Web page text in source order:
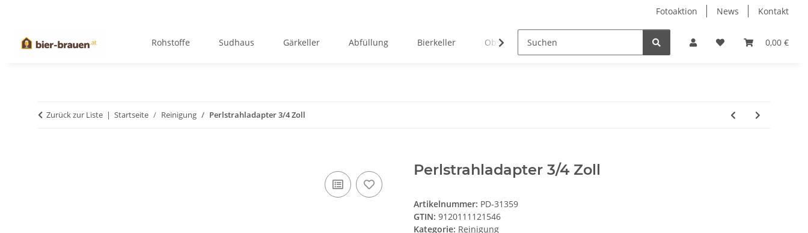
Fotoaktion News Kontakt
0,00 €
Rohstoffe Sudhaus Gärkeller Abfüllung Bierkeller Obstverarbeitung Nützliches Ersatzteile
Zurück zur Liste Startseite Reinigung Perlstrahladapter 3/4 Zoll
Perlstrahladapter 3/4 Zoll
Artikelnummer: PD-31359
GTIN: 9120111121546
Kategorie: Reinigung